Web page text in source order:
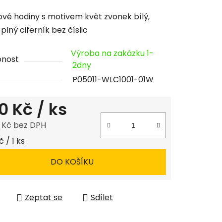
hodiny s motivem květ zvonek bílý,
ciferník bez číslic
Výroba na zakázku 1-
2dny
P05011-WLC1001-01W
Kč / ks
Kč bez DPH
cena:
/ 1 ks
DO KOŠÍKU
Zeptat se Sdílet